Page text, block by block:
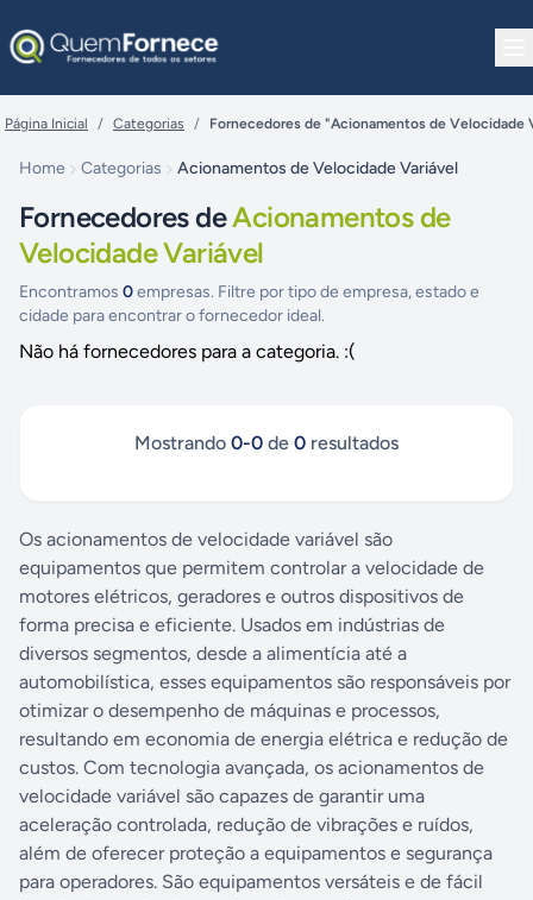
Página Inicial / Categorias / Fornecedores de "Acionamentos de Velocidade
Home Categorias Acionamentos de Velocidade Variável
Fornecedores deAcionamentos de
Velocidade Variável
Encontramos 0empresas. Filtre por tipo de empresa, estado e
cidade para encontrar o fornecedor ideal.
Não há fornecedores para a categoria. :(
Mostrando 0-0 de 0 resultados
Os acionamentos de velocidade variável são
equipamentos que permitem controlar a velocidade de
motores elétricos, geradores e outros dispositivos de
forma precisa e eficiente. Usados em indústrias de
diversos segmentos, desde a alimentícia até a
automobilística, esses equipamentos são responsáveis por
otimizar o desempenho de máquinas e processos,
resultando em economia de energia elétrica e redução de
custos. Com tecnologia avançada, os acionamentos de
velocidade variável são capazes de garantir uma
aceleração controlada, redução de vibrações e ruídos,
além de oferecer proteção a equipamentos e segurança
para operadores. São equipamentos versáteis e de fácil